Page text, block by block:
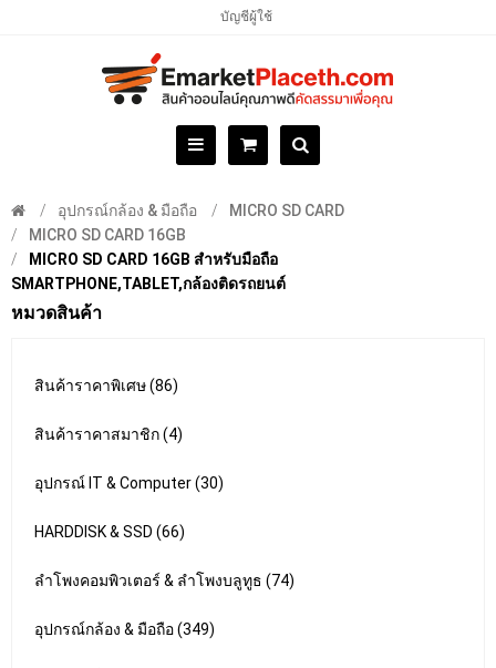
บัญชีผู้ใช้
อุปกรณ์กล้อง & มือถือ
MICRO SD CARD
MICRO SD CARD 16GB
MICRO SD CARD 16GB สำหรับมือถือ
SMARTPHONE,TABLET,กล้องติดรถยนต์
หมวดสินค้า
สินค้าราคาพิเศษ (86)
สินค้าราคาสมาชิก (4)
อุปกรณ์ IT & Computer (30)
HARDDISK & SSD (66)
ลำโพงคอมพิวเตอร์ & ลำโพงบลูทูธ (74)
อุปกรณ์กล้อง & มือถือ (349)